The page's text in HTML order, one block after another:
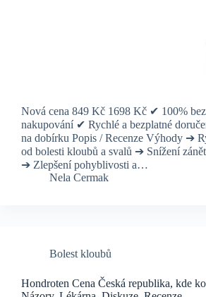
Nová cena 849 Kč 1698 Kč ✔ 100%
nakupování ✔ Rychlé a bezplatné
na dobírku Popis / Recenze Výhody ➔
od bolesti kloubů a svalů ➔ Snížení
➔ Zlepšení pohyblivosti a…
Nela Cermak
Bolest kloubů
Hondroten Cena Česká republika, kde